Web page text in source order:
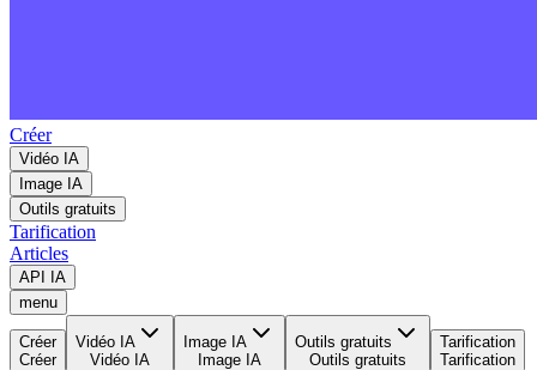
Créer
Vidéo IA
Image IA
Outils gratuits
Tarification
Articles
API IA
menu
Créer
Créer
Vidéo IA
Vidéo IA
Image IA
Image IA
Outils gratuits
Outils gratuits
Tarification
Tarification